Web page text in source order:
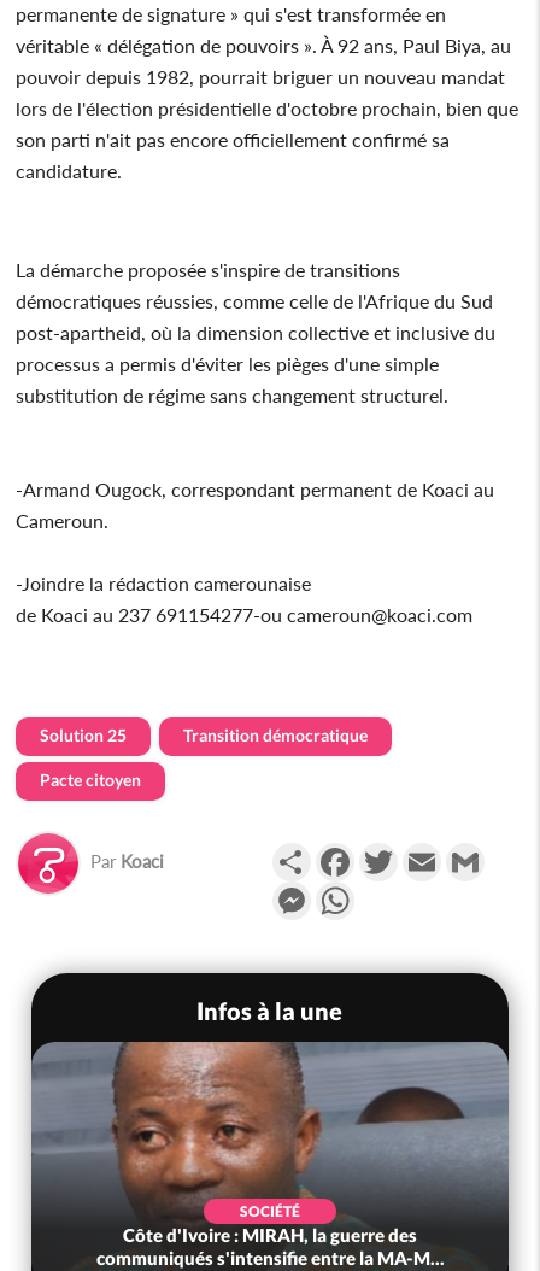
permanente de signature » qui s'est transformée en
véritable « délégation de pouvoirs ». À 92 ans, Paul Biya, au
pouvoir depuis 1982, pourrait briguer un nouveau mandat
lors de l'élection présidentielle d'octobre prochain, bien que
son parti n'ait pas encore officiellement confirmé sa
candidature.
La démarche proposée s'inspire de transitions
démocratiques réussies, comme celle de l'Afrique du Sud
post-apartheid, où la dimension collective et inclusive du
processus a permis d'éviter les pièges d'une simple
substitution de régime sans changement structurel.
-Armand Ougock, correspondant permanent de Koaci au
Cameroun.
-Joindre la rédaction camerounaise
de Koaci au 237 691154277-ou cameroun@koaci.com
Solution 25 Transition démocratique
Pacte citoyen
Par Koaci PartagerFacebookTwitterEmail
Messenger
Infos à la une
SOCIÉTÉ
Côte d'Ivoire : MIRAH, la guerre des
communiqués s'intensifie entre la MA-M...